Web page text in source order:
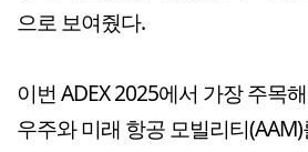
으로 보여줬다.
이번 ADEX 2025에서 가장 주목
우주와 미래 항공 모빌리티